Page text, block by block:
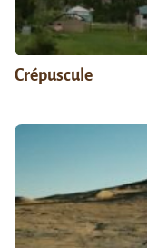
Crépuscule